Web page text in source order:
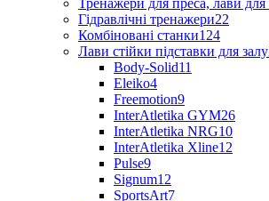
Тренажери для преса, лави
Гідравлічні тренажери22
Комбіновані станки124
Лави стійки підставки для залу
Body-Solid11
Eleiko4
Freemotion9
InterAtletika GYM26
InterAtletika NRG10
InterAtletika Xline12
Pulse9
Signum12
SportsArt7